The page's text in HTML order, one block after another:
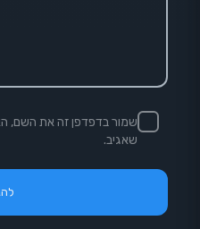
שמור בדפדפן זה את השם,
שאגיב.